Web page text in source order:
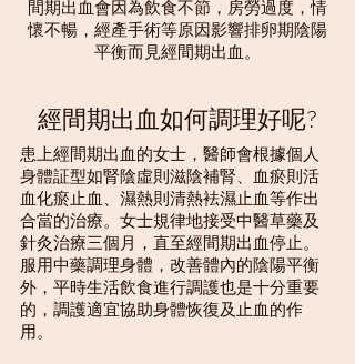
間期出血會因為飲食不節，房勞過度，情
懷不暢，經產手術等原因影響排卵期陰陽
平衡而見經間期出血。
經間期出血如何調理好呢?
患上經間期出血的女士，醫師會根據個人
身體証型如腎陰虛則滋陰補腎、血瘀則活
血化瘀止血、濕熱則清熱袪濕止血等作出
合當的治療。女士規律地接受中醫草藥及
針灸治療三個月，直至經間期出血停止。
服用中藥調理身體，改善體內的陰陽平衡
外，平時生活飲食進行調護也是十分重要
的，調護適宜協助身體恢復及止血的作
用。